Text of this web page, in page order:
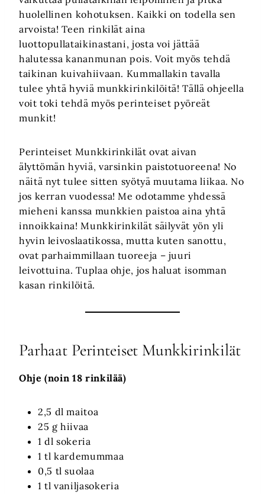
huolellinen kohotuksen. Kaikki on todella sen
arvoista! Teen rinkilät aina
luottopullataikinastani, josta voi jättää
halutessa kananmunan pois. Voit myös tehdä
taikinan kuivahiivaan. Kummallakin tavalla
tulee yhtä hyviä munkkirinkilöitä! Tällä ohjeella
voit toki tehdä myös perinteiset pyöreät
munkit!
Perinteiset Munkkirinkilät ovat aivan
älyttömän hyviä, varsinkin paistotuoreena! No
näitä nyt tulee sitten syötyä muutama liikaa. No
jos kerran vuodessa! Me odotamme yhdessä
mieheni kanssa munkkien paistoa aina yhtä
innoikkaina! Munkkirinkilät säilyvät yön yli
hyvin leivoslaatikossa, mutta kuten sanottu,
ovat parhaimmillaan tuoreeja – juuri
leivottuina. Tuplaa ohje, jos haluat isomman
kasan rinkilöitä.
Parhaat Perinteiset Munkkirinkilät
Ohje (noin 18 rinkilää)
2,5 dl maitoa
25 g hiivaa
1 dl sokeria
1 tl kardemummaa
0,5 tl suolaa
1 tl vaniljasokeria